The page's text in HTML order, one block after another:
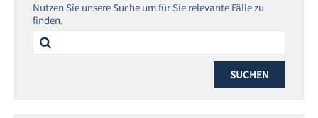
Nutzen Sie unsere Suche um für Sie relevante Fälle zu
finden.
Search
for: